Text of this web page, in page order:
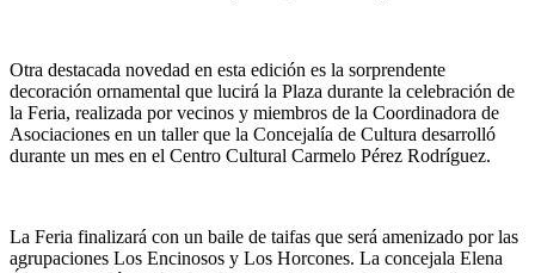
Otra destacada novedad en esta edición es la sorprendente
decoración ornamental que lucirá la Plaza durante la celebración de
la Feria, realizada por vecinos y miembros de la Coordinadora de
Asociaciones en un taller que la Concejalía de Cultura desarrolló
durante un mes en el Centro Cultural Carmelo Pérez Rodríguez.
La Feria finalizará con un baile de taifas que será amenizado por las
agrupaciones Los Encinosos y Los Horcones. La concejala Elena